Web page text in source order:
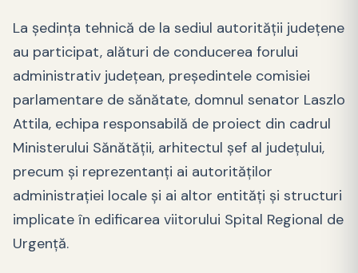
La şedinţa tehnică de la sediul autorităţii judeţene
au participat, alături de conducerea forului
administrativ judeţean, preşedintele comisiei
parlamentare de sănătate, domnul senator Laszlo
Attila, echipa responsabilă de proiect din cadrul
Ministerului Sănătăţii, arhitectul şef al judeţului,
precum şi reprezentanţi ai autorităţilor
administraţiei locale şi ai altor entităţi şi structuri
implicate în edificarea viitorului Spital Regional de
Urgenţă.